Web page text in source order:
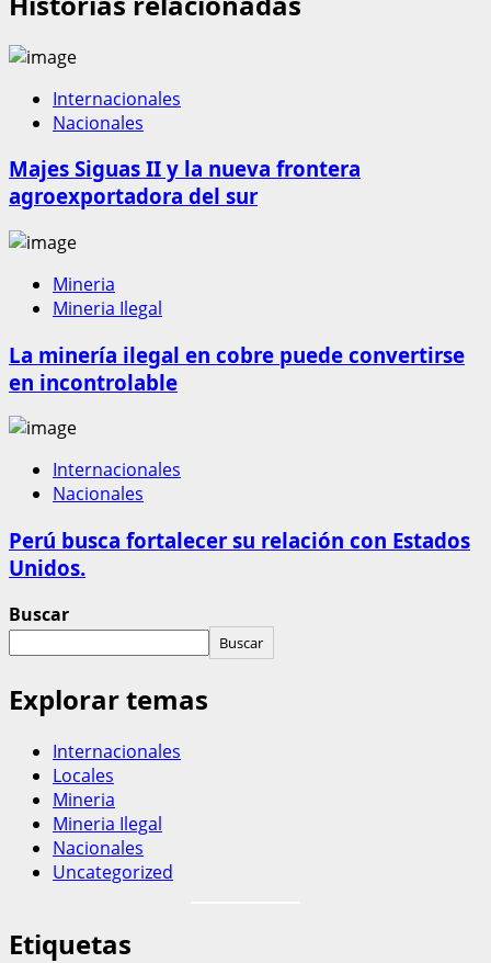
Internacionales
Nacionales
Majes Siguas II y la nueva frontera
agroexportadora del sur
Mineria
Mineria Ilegal
La minería ilegal en cobre puede convertirse
en incontrolable
Internacionales
Nacionales
Perú busca fortalecer su relación con Estados
Unidos.
Buscar
Buscar
Explorar temas
Internacionales
Locales
Mineria
Mineria Ilegal
Nacionales
Uncategorized
Etiquetas